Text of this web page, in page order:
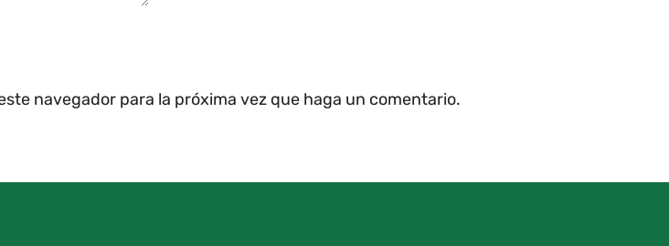
navegador para la próxima vez que haga un comentario.